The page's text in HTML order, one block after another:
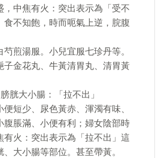
，中焦有火：突出表示為「受不
食不知飽，時而呃氣上逆，脘腹
煎湯服。小兒宜服七珍丹等。
子金花丸、牛黃清胃丸、清胃黃
胱大小腸：「拉不出」
短少、尿色黃赤、渾濁有味、
腹脹滿、小便有利；婦女陰部時
有火：突出表示為「拉不出」這
大小腸等部位。甚至帶黃。